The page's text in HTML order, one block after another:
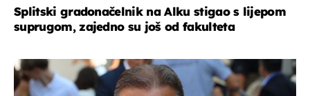
Splitski gradonačelnik na Alku stigao s lijepom
suprugom, zajedno su još od fakulteta